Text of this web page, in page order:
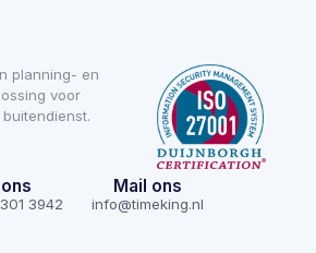
planning- en
voor
3942
Mail ons
info@timeking.nl